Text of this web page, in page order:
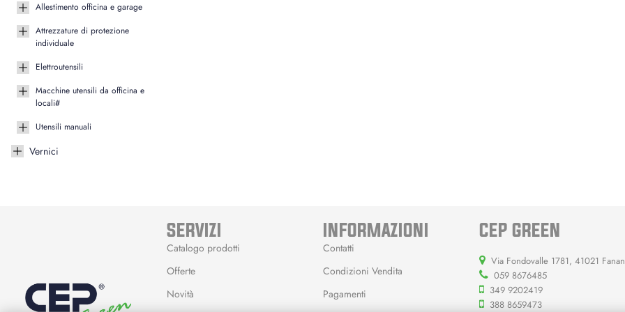
Allestimento officina e garage
Attrezzature di protezione
individuale
Elettroutensili
Macchine utensili da officina e
locali#
Utensili manuali
Vernici
SERVIZI
Catalogo prodotti
Offerte
Novità
INFORMAZIONI
Contatti
Condizioni Vendita
Pagamenti
CEP GREEN
Via Fondovalle 1781, 41021
059 8676485
349 9202419
388 8659473